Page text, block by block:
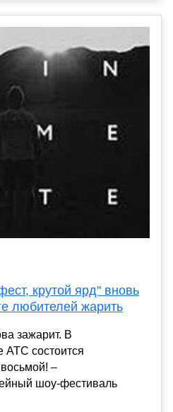
крутой ярд" вновь
любителей жарить
зажарит. В
АТС состоится
–
шоу-фестиваль